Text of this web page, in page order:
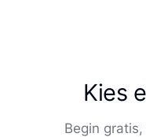
Kies
Begin